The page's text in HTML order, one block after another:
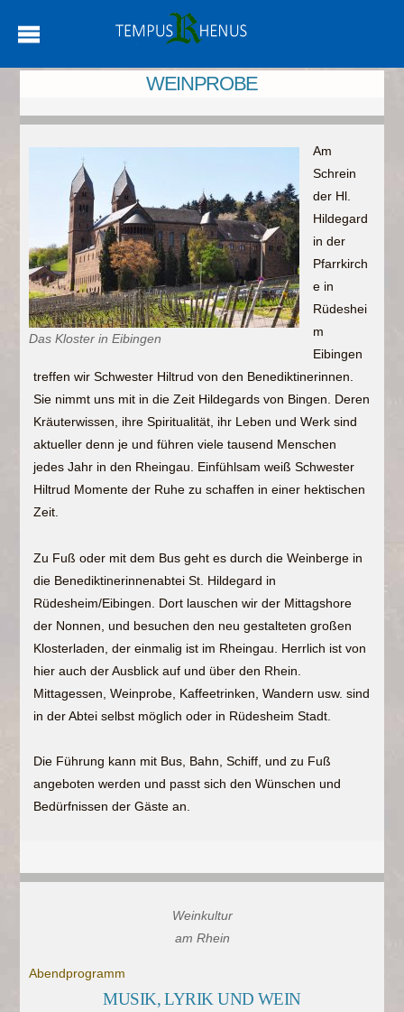
WEINPROBE
Das Kloster in Eibingen
Am
Schrein
der Hl.
Hildegard
in der
Pfarrkirch
e in
Rüdeshei
m
Eibingen
treffen wir Schwester Hiltrud von den Benediktinerinnen.
Sie nimmt uns mit in die Zeit Hildegards von Bingen. Deren
Kräuterwissen, ihre Spiritualität, ihr Leben und Werk sind
aktueller denn je und führen viele tausend Menschen
jedes Jahr in den Rheingau. Einfühlsam weiß Schwester
Hiltrud Momente der Ruhe zu schaffen in einer hektischen
Zeit.
Zu Fuß oder mit dem Bus geht es durch die Weinberge in
die Benediktinerinnenabtei St. Hildegard in
Rüdesheim/Eibingen. Dort lauschen wir der Mittagshore
der Nonnen, und besuchen den neu gestalteten großen
Klosterladen, der einmalig ist im Rheingau. Herrlich ist von
hier auch der Ausblick auf und über den Rhein.
Mittagessen, Weinprobe, Kaffeetrinken, Wandern usw. sind
in der Abtei selbst möglich oder in Rüdesheim Stadt.
Die Führung kann mit Bus, Bahn, Schiff, und zu Fuß
angeboten werden und passt sich den Wünschen und
Bedürfnissen der Gäste an.
Weinkultur
am Rhein
Abendprogramm
MUSIK, LYRIK UND WEIN